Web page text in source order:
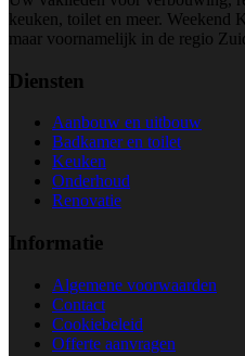
keuken, toilet en meer. Weekend
maar voornamelijk in de regio
Diensten
Aanbouw en uitbouw
Badkamer en toilet
Keuken
Onderhoud
Renovatie
Informatie
Algemene voorwaarden
Contact
Cookiebeleid
Offerte aanvragen